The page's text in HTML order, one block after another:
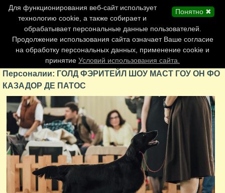
Главная страница
Обновления сайта
Контакты
Персоналии
Форум
Персоналии: ГОЛД ФЭРИТЕЙЛ ШОУ МАСТ ГОУ ОН ФО
КАЗАДОР ДЕ ПАТОС
Понятно ✖
Для функционирования веб-сайт использует
технологию cookie, а также собирает и
обрабатывает персональные данные пользователей.
Продолжение использования сайта означает Ваше согласие
на обработку персональных данных, применение cookie и
принятие Условий использования сайта.